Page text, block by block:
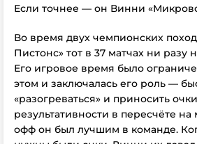
Если точнее — он Винни
Во время двух чемпионских
Пистонс» тот в 37 матчах ни разу
Его игровое время было
этом и заключалась его роль —
«разогреваться» и приносить
результативности в пересчёте
офф он был лучшим в команде.